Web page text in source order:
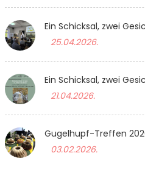
Ein Schicksal, zwei
25.04.2026.
Ein Schicksal, zwei
21.04.2026.
Gugelhupf-Treffen
03.02.2026.